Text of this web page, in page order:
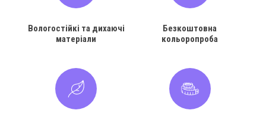
Вологостійкі та дихаючі
матеріали
Безкоштовна
кольоропроба